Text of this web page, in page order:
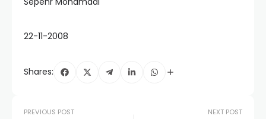
22-11-2008
Shares:
PREVIOUS POST NEXT POST